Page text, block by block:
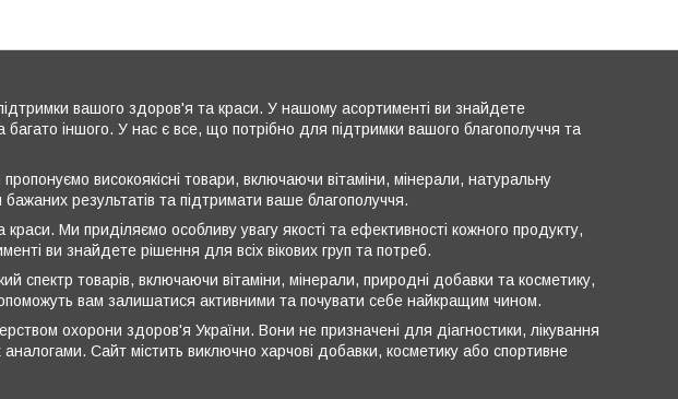
вашого здоров'я та краси. У нашому асортименті ви знайдете
багато іншого. У нас є все, що потрібно для підтримки вашого благополуччя та
високоякісні товари, включаючи вітаміни, мінерали, натуральну
результатів та підтримати ваше благополуччя.
Ми приділяємо особливу увагу якості та ефективності кожного продукту,
ви знайдете рішення для всіх вікових груп та потреб.
товарів, включаючи вітаміни, мінерали, природні добавки та косметику,
вам залишатися активними та почувати себе найкращим чином.
охорони здоров'я України. Вони не призначені для діагностики, лікування
Сайт містить виключно харчові добавки, косметику або спортивне